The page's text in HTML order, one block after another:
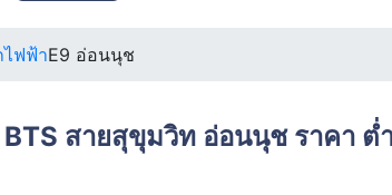
ฟฟ้าE9 อ่อนนุช
สายสุขุมวิท อ่อนนุช ราคา ต่